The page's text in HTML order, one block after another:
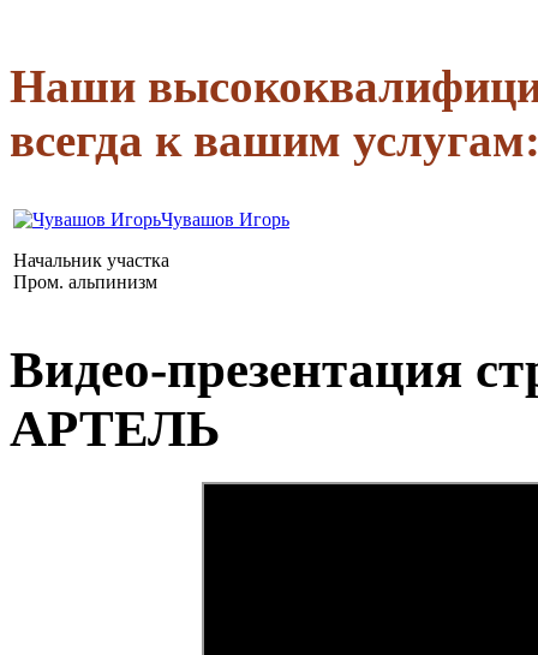
Наши
всегда к вашим
Чувашов Игорь
Начальник участка
Пром. альпинизм
Видео-презентация
АРТЕЛЬ